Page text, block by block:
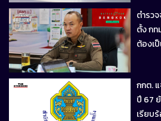
ตำรว
ตั้ง กท
ต้องเ
กกต.
ปี 67
เรียบ